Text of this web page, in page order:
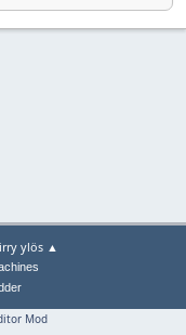
ylös ▲
Mod